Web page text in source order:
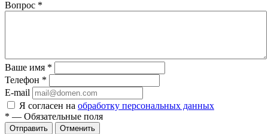
Вопрос *
Ваше имя *
Телефон *
E-mail
Я согласен на обработку персональных данных
* — Обязательные поля
Отменить